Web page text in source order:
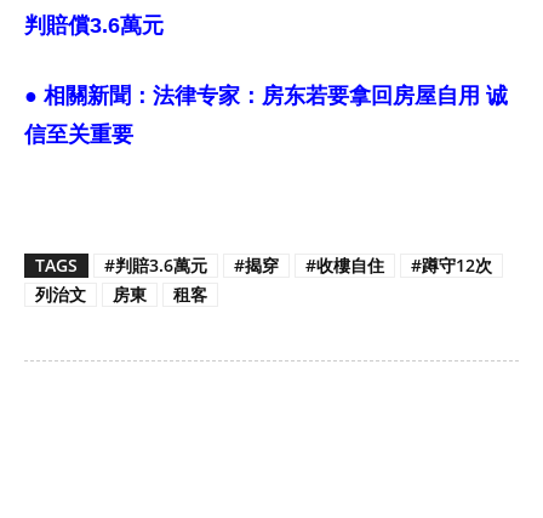
判賠償3.6萬元
● 相關新聞： 法律专家：房东若要拿回房屋自用 诚
信至关重要
TAGS #判賠3.6萬元 #揭穿 #收樓自住
#蹲守12次
列治文
房東 租客